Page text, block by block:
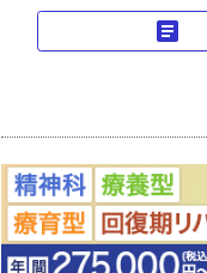
article